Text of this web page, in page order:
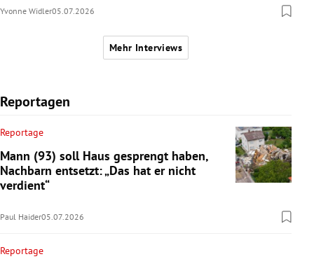
Yvonne Widler05.07.2026
Mehr Interviews
Reportagen
Reportage
Mann (93) soll Haus gesprengt haben,
Nachbarn entsetzt: „Das hat er nicht
verdient“
Paul Haider05.07.2026
Reportage